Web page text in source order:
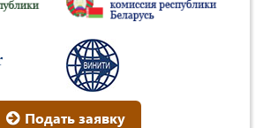
Подать заявку